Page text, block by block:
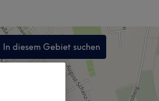
In diesem Gebiet suchen
,